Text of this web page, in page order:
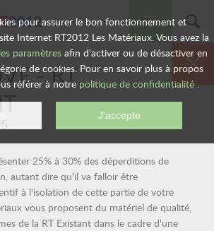
2012
-RT
25% à 30% des déperditions de
autant dire qu'il va falloir être
à l'isolation de cette partie de votre
vous proposent du matériel de qualité,
de la RT Existant dans le cadre d'une
pour assurer le bon fonctionnement et
Internet RT2012 Les Matériaux. Vous avez la
paramètres afin d'activer ou de désactiver en
de cookies. Pour en savoir plus à propos
référer à notre politique de confidentialité .